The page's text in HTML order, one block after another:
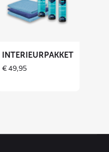
Interieurpakket
INTERIEURPAKKET
€49,95